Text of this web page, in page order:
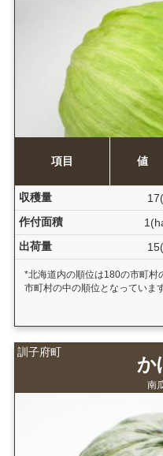
項目 値
収穫量
作付面積
出荷量
*北海道内の順位は180の市町村
市町村の中の順位となっています
訓子府町
か
南